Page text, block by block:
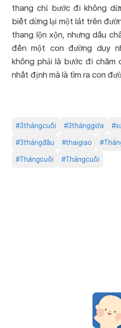
thang chỉ bước đi không
biết dừng lại một lát trên
thang lộn xộn, nhưng dấu
đến một con đường duy
không phải là bước đi
nhất định mà là tìm ra con
#3thángcuối #3thánggiữa #
#3thángđầu #thaigiao #
#Thángcuối #Thángcuối